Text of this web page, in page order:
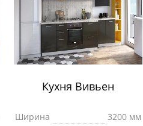
Кухня Вивьен
Ширина
3200 мм